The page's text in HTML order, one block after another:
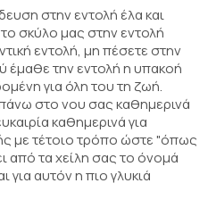
στην εντολή έλα και
σκύλο μας στην εντολή
εντολή, μη πέσετε στην
έμαθε την εντολή η υπακοή
για όλη του τη ζωή.
στο νου σας καθημερινά
καθημερινά για
με τέτοιο τρόπο ώστε "όπως
από τα χείλη σας το όνομά
για αυτόν η πιο γλυκιά